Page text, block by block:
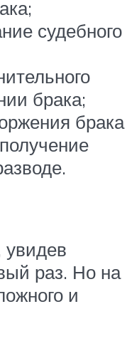
судебного
брака;
брака
увидев
раз. Но на
и